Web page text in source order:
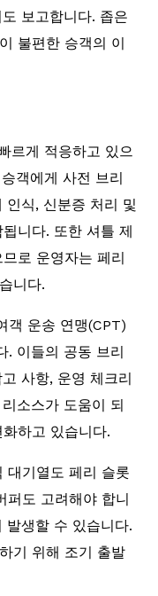
보고합니다. 좁은
불편한 승객의 이
르게 적응하고 있으
객에게 사전 브리
인식, 신분증 처리 및
니다. 또한 셔틀 제
로 운영자는 페리
니다.
객 운송 연맹(CPT)
. 이들의 공동 브리
사항, 운영 체크리
소스가 도움이 되
하고 있습니다.
대기열도 페리 슬롯
퍼도 고려해야 합니
발생할 수 있습니다.
기 위해 조기 출발